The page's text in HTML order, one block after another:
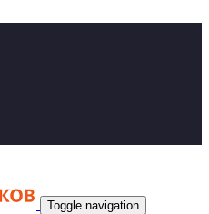
Toggle navigation